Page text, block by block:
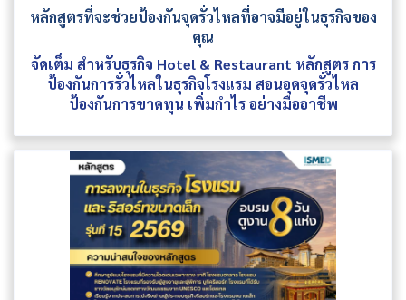
หลักสูตรที่จะช่วยป้องกันจุดรั่วไหลที่อาจมีอยู่ในธุรกิจของ
คุณ
จัดเต็ม สำหรับธุรกิจ Hotel & Restaurant หลักสูตร การ
ป้องกันการรั่วไหลในธุรกิจโรงแรม สอนอุดจุดรั่วไหล
ป้องกันการขาดทุน เพิ่มกำไร อย่างมืออาชีพ